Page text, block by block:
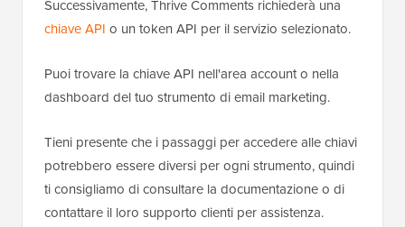
Successivamente, Thrive Comments richiederà una
chiave API o un token API per il servizio selezionato.
Puoi trovare la chiave API nell'area account o nella
dashboard del tuo strumento di email marketing.
Tieni presente che i passaggi per accedere alle chiavi
potrebbero essere diversi per ogni strumento, quindi
ti consigliamo di consultare la documentazione o di
contattare il loro supporto clienti per assistenza.